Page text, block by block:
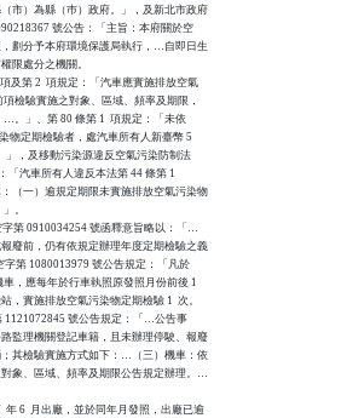
（市）為縣（巿）政府。」，及新北市政府
號公告：「主旨：本府關於空
，劃分予本府環境保護局執行，…自即日生
限處分之機關。
及第 2  項規定：「汽車應實施排放空氣
項檢驗實施之對象、區域、頻率及期限，
…。」、第 80 條第 1  項規定：「未依
染物定期檢驗者，處汽車所有人新臺幣 5
。」，及移動污染源違反空氣污染防制法
：「汽車所有人違反本法第 44 條第 1
：（一）逾規定期限未實施排放空氣污染物
。
字第 0910034254 號函釋意旨略以：「…
報廢前，仍有依規定辦理年度定期檢驗之義
空字第 1080013979 號公告規定：「凡於
車，應每年於行車執照原發照月份前後 1
，實施排放空氣污染物定期檢驗 1  次。
第 1121072845 號公告規定：「…公告事
路監理機關登記車籍，且未辦理停駛、報廢
；其檢驗實施方式如下：…（三）機車：依
對象、區域、頻率及期限公告規定辦理。…
年 6  月出廠，並於同年月發照，出廠已逾